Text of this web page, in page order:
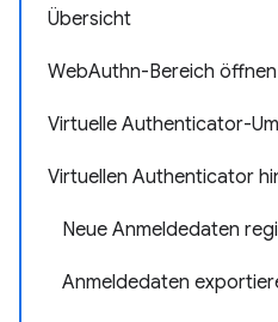
Übersicht
WebAuthn-Bereich öffnen
Virtuelle Authenticator-
Virtuellen Authenticator
Neue Anmeldedaten
Anmeldedaten